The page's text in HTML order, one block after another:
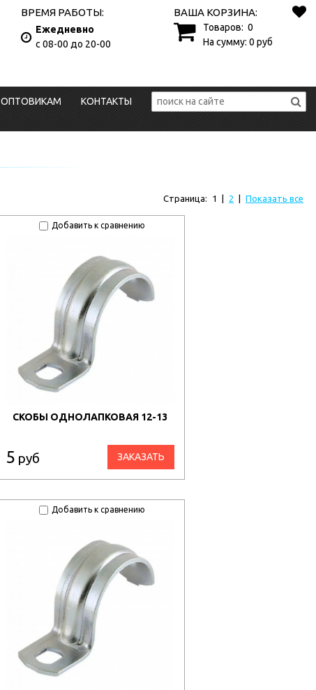
ВРЕМЯ РАБОТЫ:
Ежедневно
с 08-00 до 20-00
ВАША КОРЗИНА:
Товаров: 0
На сумму: 0 руб
ОПТОВИКАМ КОНТАКТЫ
Страница: 1 2 Показать все
Добавить к сравнению
СКОБЫ ОДНОЛАПКОВАЯ 12-13
5 руб ЗАКАЗАТЬ
Добавить к сравнению